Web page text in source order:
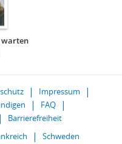
warten
Impressum
FAQ
Barrierefreiheit
Schweden